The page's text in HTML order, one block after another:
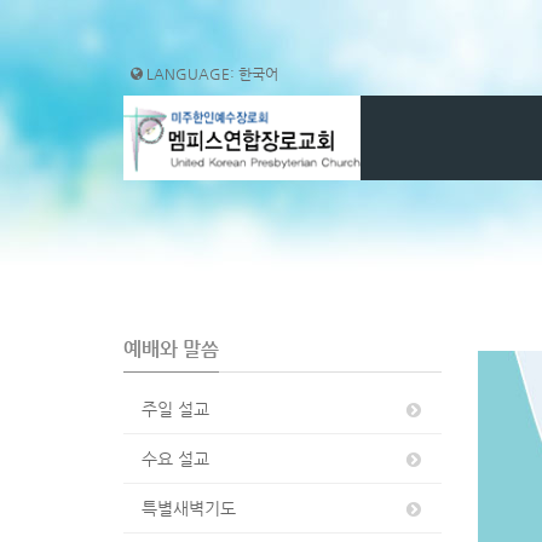
LANGUAGE: 한국어
예배와 말씀
주일 설교
수요 설교
특별새벽기도